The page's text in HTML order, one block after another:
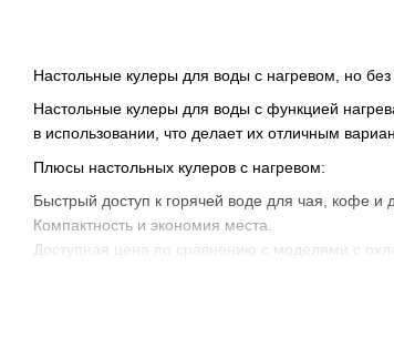
Настольные кулеры для воды с нагревом, но
Настольные кулеры для воды с функцией
в использовании, что делает их отличным
Плюсы настольных кулеров с нагревом:
Быстрый доступ к горячей воде для чая, кофе и
Компактность и экономия места.
Доступная цена по сравнению с моделями с